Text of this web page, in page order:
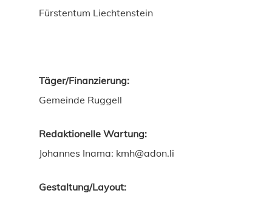
Fürstentum Liechtenstein
Täger/Finanzierung:
Gemeinde Ruggell
Redaktionelle Wartung:
Johannes Inama: kmh@adon.li
Gestaltung/Layout: